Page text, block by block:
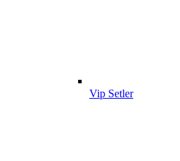
Vip Setler